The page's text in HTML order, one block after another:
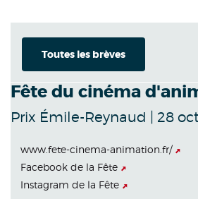
Toutes les brèves
Fête du cinéma
Prix Émile-Reynaud | 28
www.fete-cinema-animation.fr/
Facebook de la Fête
Instagram de la Fête